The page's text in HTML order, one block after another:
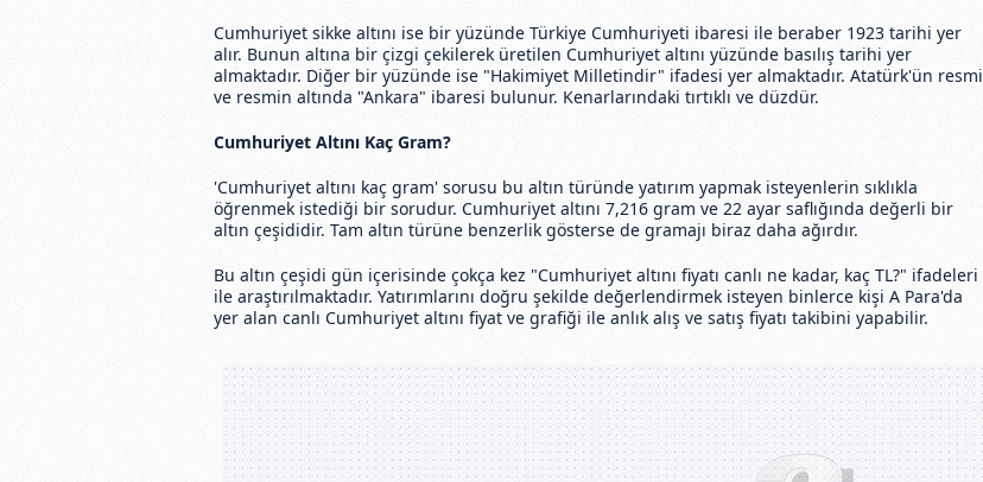
Cumhuriyet sikke altını ise bir yüzünde Türkiye Cumhuriyeti ibaresi ile beraber 1923 tarihi yer
alır. Bunun altına bir çizgi çekilerek üretilen Cumhuriyet altını yüzünde basılış tarihi yer
almaktadır. Diğer bir yüzünde ise "Hakimiyet Milletindir" ifadesi yer almaktadır. Atatürk'ün resmi
ve resmin altında "Ankara" ibaresi bulunur. Kenarlarındaki tırtıklı ve düzdür.
Cumhuriyet Altını Kaç Gram?
'Cumhuriyet altını kaç gram' sorusu bu altın türünde yatırım yapmak isteyenlerin sıklıkla
öğrenmek istediği bir sorudur. Cumhuriyet altını 7,216 gram ve 22 ayar saflığında değerli bir
altın çeşididir. Tam altın türüne benzerlik gösterse de gramajı biraz daha ağırdır.
Bu altın çeşidi gün içerisinde çokça kez "Cumhuriyet altını fiyatı canlı ne kadar, kaç TL?" ifadeleri
ile araştırılmaktadır. Yatırımlarını doğru şekilde değerlendirmek isteyen binlerce kişi A Para'da
yer alan canlı Cumhuriyet altını fiyat ve grafiği ile anlık alış ve satış fiyatı takibini yapabilir.